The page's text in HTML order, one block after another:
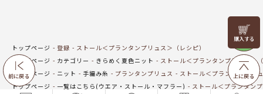
前に戻る
リリヤン
フェア
上に戻る
トップページ 登録
ストール＜プランタンプリュス＞（レシピ）
トップページ
カテゴリー きらめく夏色ニット
ストール＜プランタンプリュス＞
トップページ
ニット 手編み糸 プランタンプリュス
ストール＜プランタンプリ
トップページ
一覧はこちら(ウエア・ストール・マフラー) ストール＜プランタン